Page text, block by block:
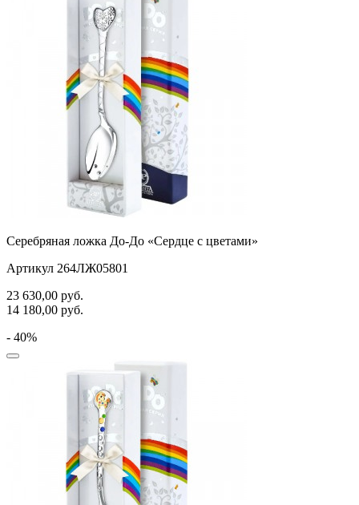
Серебряная ложка До-До «Сердце с цветами»
Артикул 264ЛЖ05801
23 630,00 руб.
14 180,00 руб.
- 40%